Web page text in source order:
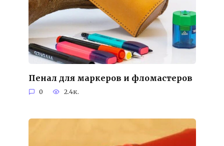
Пенал для маркеров и фломастеров
0 2.4к.